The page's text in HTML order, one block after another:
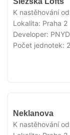
K nastěhování
Lokalita: Praha 2
Developer:
Počet jednotek: 2
Neklanova
K nastěhování